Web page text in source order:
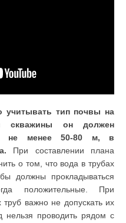
учитывать тип почвы на
скважины он должен
не менее 50-80 м, в
При составлении плана
о том, что вода в трубах
должны прокладываться
положительные. При
важно не допускать их
нельзя проводить рядом с